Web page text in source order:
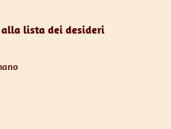
lista dei desideri